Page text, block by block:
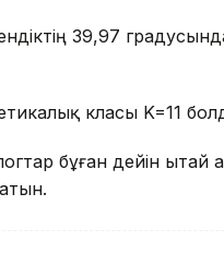
ендіктің 39,97
класы K=11
бұған дейін Қытай